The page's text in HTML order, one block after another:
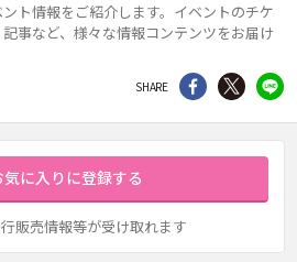
ト情報をご紹介します。イベントのチケ
事など、様々な情報コンテンツをお届け
SHARE シェア Twitter
気に入りに登録する
販売情報等が受け取れます